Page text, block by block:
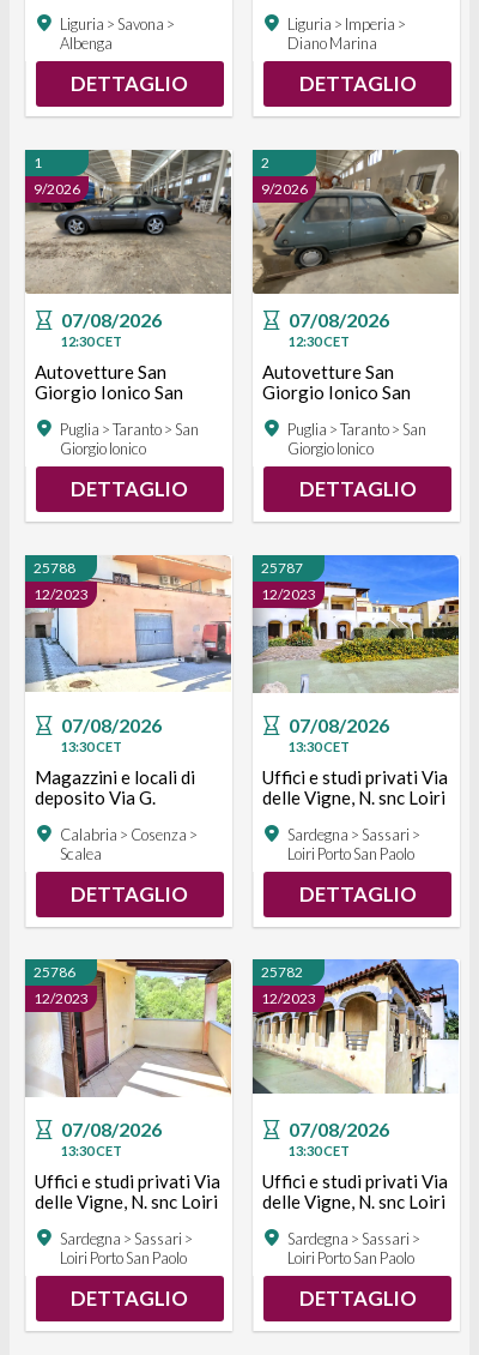
Liguria > Savona >
Albenga
DETTAGLIO
Liguria > Imperia >
Diano Marina
DETTAGLIO
1
9/2026
07/08/2026
12:30CET
Autovetture San
Giorgio Ionico San
Puglia > Taranto > San
Giorgio Ionico
DETTAGLIO
2
9/2026
07/08/2026
12:30CET
Autovetture San
Giorgio Ionico San
Puglia > Taranto > San
Giorgio Ionico
DETTAGLIO
25788
12/2023
07/08/2026
13:30CET
Magazzini e locali di
deposito Via G.
Calabria > Cosenza >
Scalea
DETTAGLIO
25787
12/2023
07/08/2026
13:30CET
Uffici e studi privati Via
delle Vigne, N. snc Loiri
Sardegna > Sassari >
Loiri Porto San Paolo
DETTAGLIO
25786
12/2023
07/08/2026
13:30CET
Uffici e studi privati Via
delle Vigne, N. snc Loiri
Sardegna > Sassari >
Loiri Porto San Paolo
DETTAGLIO
25782
12/2023
07/08/2026
13:30CET
Uffici e studi privati Via
delle Vigne, N. snc Loiri
Sardegna > Sassari >
Loiri Porto San Paolo
DETTAGLIO